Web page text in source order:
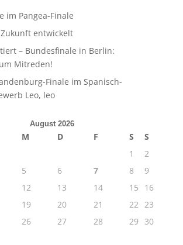
im Pangea-Finale
entwickelt
– Bundesfinale in Berlin:
Mitreden!
Finale im Spanisch-
Leo, leo
August 2026
M D F S
S
1
2
5 6 7 8
9
12 13 14 15
16
19 20 21 22 23
26 27 28 29
30